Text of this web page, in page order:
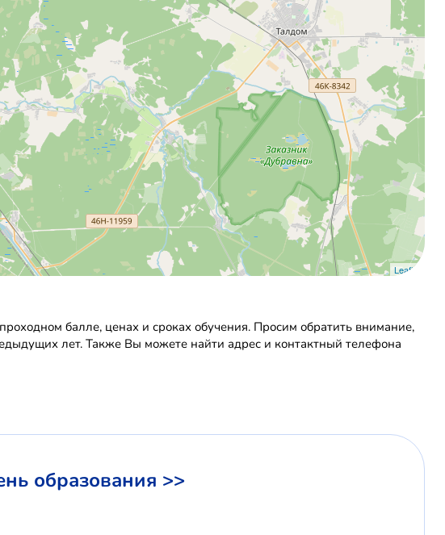
Leaflet
балле, ценах и сроках обучения. Просим обратить внимание,
лет. Также Вы можете найти адрес и контактный телефона
образования >>